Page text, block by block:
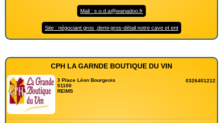
Mail : s.o.d.a@wanadoo.fr
Site : négociant gros ,demi-gros-détail notre cave et ent
CPH LA GARNDE BOUTIQUE DU VIN
3 Place Léon Bourgeois
51100
REIMS
0326401212